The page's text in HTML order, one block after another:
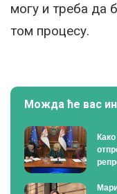
могу и треба да
том процесу.
Можда ће вас